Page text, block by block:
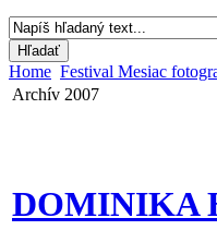
Home Festival Mesiac
Archív 2007
DOMINIKA